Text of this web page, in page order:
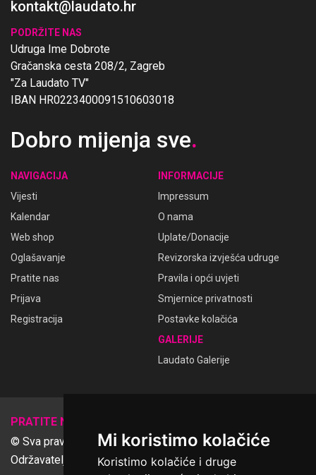
Mi koristimo kolačiće
Koristimo kolačiće i druge
kontakt@laudato.hr
PODRŽITE NAS
Udruga Ime Dobrote
Gračanska cesta 208/2, Zagreb
"Za Laudato TV"
IBAN HR0223400091510603018
Dobro mijenja sve.
NAVIGACIJA
Vijesti
Kalendar
Web shop
Oglašavanje
Pratite nas
Prijava
Registracija
INFORMACIJE
Impressum
O nama
Uplate/Donacije
Revizorska izvješća udruge
Pravila i opći uvjeti
Smjernice privatnosti
Postavke kolačića
GALERIJE
Laudato Galerije
PRATITE NAS
© Sva prava pridržana Udruga Ime dobrote
Održavatelj Netcom d.o.o., Riva 6, Rijeka